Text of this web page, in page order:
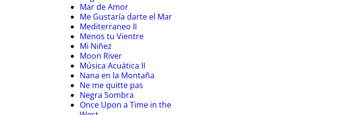
Mar de Amor
Me Gustaría darte el Mar
Mediterraneo II
Menos tu Vientre
Mi Niñez
Moon River
Música Acuática II
Nana en la Montaña
Ne me quitte pas
Negra Sombra
Once Upon a Time in the